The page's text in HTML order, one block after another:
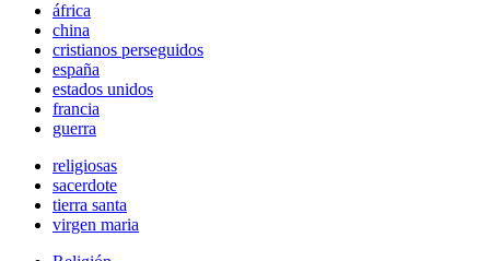
áfrica
china
cristianos perseguidos
españa
estados unidos
francia
guerra
religiosas
sacerdote
tierra santa
virgen maria